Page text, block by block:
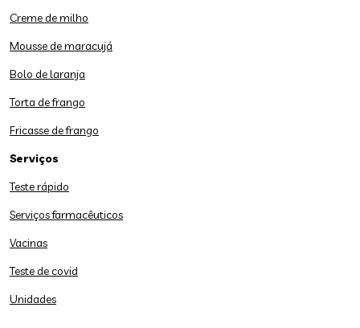
Creme de milho
Mousse de maracujá
Bolo de laranja
Torta de frango
Fricasse de frango
Serviços
Teste rápido
Serviços farmacêuticos
Vacinas
Teste de covid
Unidades